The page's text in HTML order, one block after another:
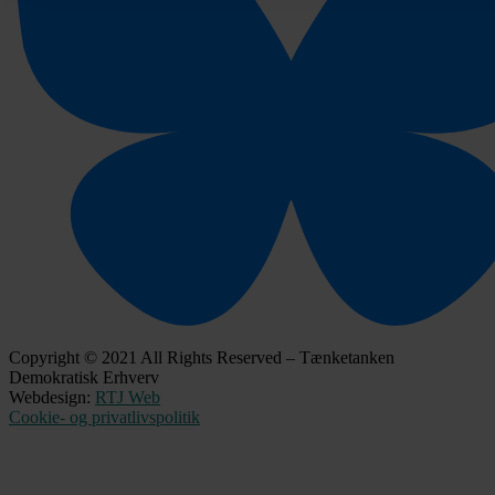
Copyright © 2021 All Rights Reserved – Tænketanken
Demokratisk Erhverv
Webdesign: RTJ Web
Cookie- og privatlivspolitik